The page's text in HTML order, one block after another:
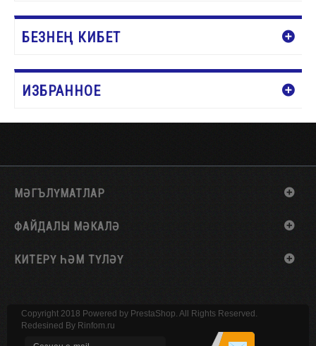
БЕЗНЕҢ КИБЕТ
ИЗБРАННОЕ
МӘГЪЛҮМАТЛАР
ФАЙДАЛЫ МӘКАЛӘ
КИТЕРҮ ҺӘМ ТҮЛӘҮ
Copyright 2018 Powered by PrestaShop. All Rights Reserved.
Redesined By Rinfom.ru